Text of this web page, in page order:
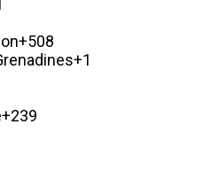
+508
+1
+239